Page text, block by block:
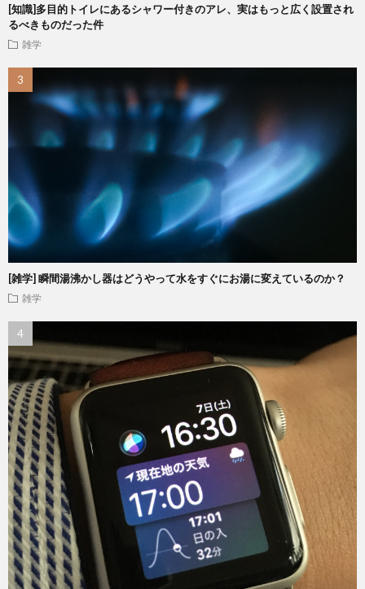
[知識]多目的トイレにあるシャワー付きのアレ、実はもっと広く設置され
るべきものだった件
雑学
[雑学] 瞬間湯沸かし器はどうやって水をすぐにお湯に変えているのか？
雑学